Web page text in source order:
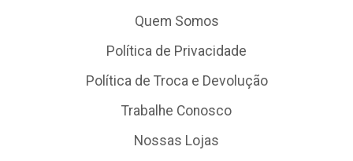
Quem Somos
Política de Privacidade
Política de Troca e Devolução
Trabalhe Conosco
Nossas Lojas